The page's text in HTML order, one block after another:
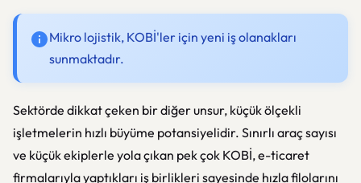
Mikro lojistik, KOBİ'ler için yeni iş olanakları
sunmaktadır.
Sektörde dikkat çeken bir diğer unsur, küçük ölçekli
işletmelerin hızlı büyüme potansiyelidir. Sınırlı araç sayısı
ve küçük ekiplerle yola çıkan pek çok KOBİ, e-ticaret
firmalarıyla yaptıkları iş birlikleri sayesinde hızla filolarını